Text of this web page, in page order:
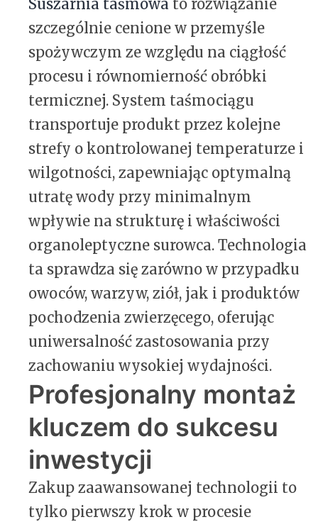
Suszarnia taśmowa to rozwiązanie
szczególnie cenione w przemyśle
spożywczym ze względu na ciągłość
procesu i równomierność obróbki
termicznej. System taśmociągu
transportuje produkt przez kolejne
strefy o kontrolowanej temperaturze i
wilgotności, zapewniając optymalną
utratę wody przy minimalnym
wpływie na strukturę i właściwości
organoleptyczne surowca. Technologia
ta sprawdza się zarówno w przypadku
owoców, warzyw, ziół, jak i produktów
pochodzenia zwierzęcego, oferując
uniwersalność zastosowania przy
zachowaniu wysokiej wydajności.
Profesjonalny montaż
kluczem do sukcesu
inwestycji
Zakup zaawansowanej technologii to
tylko pierwszy krok w procesie